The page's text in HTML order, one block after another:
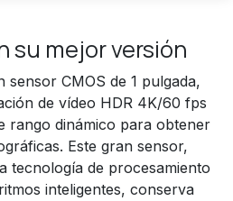
su mejor versión
sensor CMOS de 1 pulgada,
de vídeo HDR 4K/60 fps
rango dinámico para obtener
Este gran sensor,
tecnología de procesamiento
inteligentes, conserva